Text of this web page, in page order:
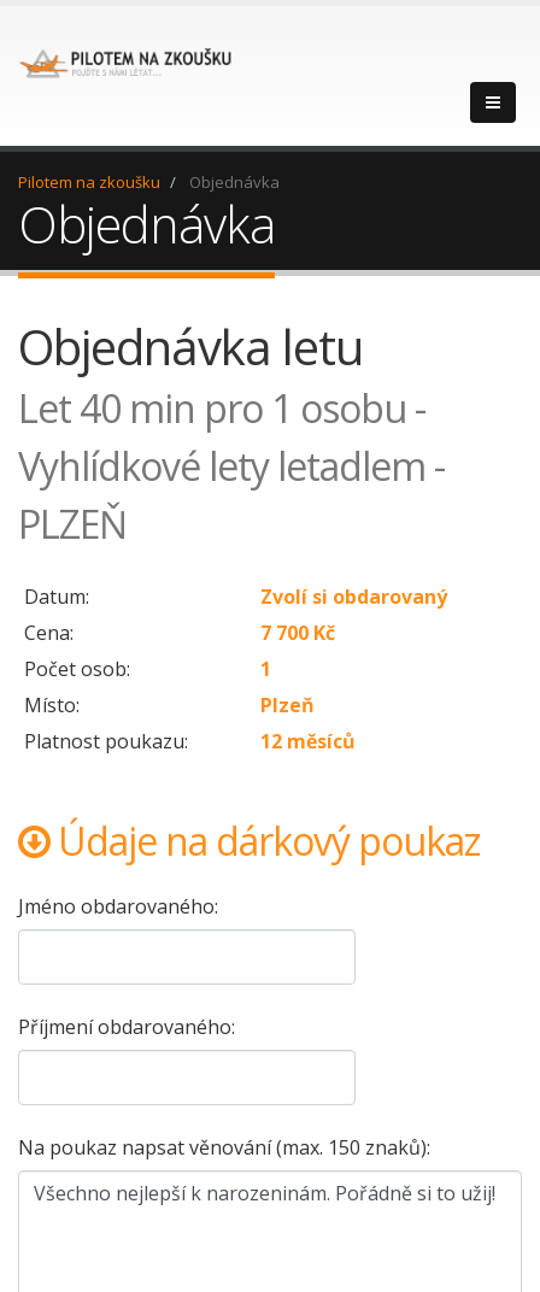
Pilotem na zkoušku Objednávka
Objednávka
Objednávka letu
Let 40 min pro 1 osobu -
Vyhlídkové lety letadlem -
PLZEŇ
Datum:
Zvolí si obdarovaný
Cena:
7 700 Kč
Počet osob:
1
Místo:
Plzeň
Platnost poukazu:
12 měsíců
Údaje na dárkový poukaz
Jméno obdarovaného:
Příjmení obdarovaného:
Na poukaz napsat věnování (max. 150 znaků):